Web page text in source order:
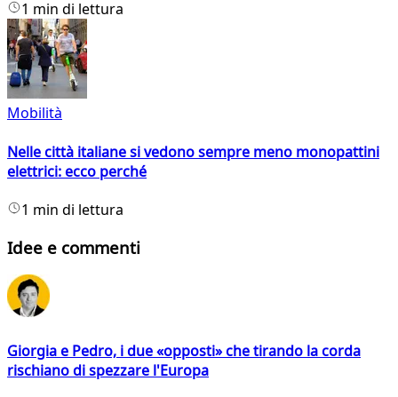
1 min di lettura
Mobilità
Nelle città italiane si vedono sempre meno monopattini
elettrici: ecco perché
1 min di lettura
Idee e commenti
Giorgia e Pedro, i due «opposti» che tirando la corda
rischiano di spezzare l'Europa